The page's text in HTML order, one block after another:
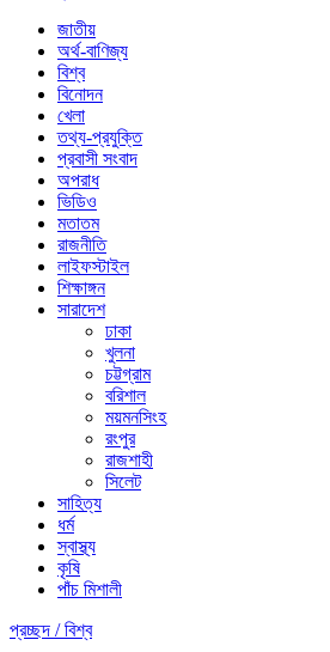
জাতীয়
অর্থ-বাণিজ্য
বিশ্ব
বিনোদন
খেলা
তথ্য-প্রযুক্তি
প্রবাসী সংবাদ
অপরাধ
ভিডিও
মতাতম
রাজনীতি
লাইফস্টাইল
শিক্ষাঙ্গন
সারাদেশ
ঢাকা
খুলনা
চট্টগ্রাম
বরিশাল
ময়মনসিংহ
রংপুর
রাজশাহী
সিলেট
সাহিত্য
ধর্ম
স্বাস্থ্য
কৃষি
পাঁচ মিশালী
প্রচ্ছদ /বিশ্ব